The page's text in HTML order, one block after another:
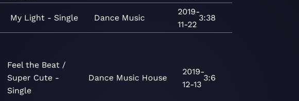
My Light - Single Dance Music
2019-
11-22
3:38
Feel the Beat /
Super Cute -
Single
Dance Music House
2019-
12-13
3:6